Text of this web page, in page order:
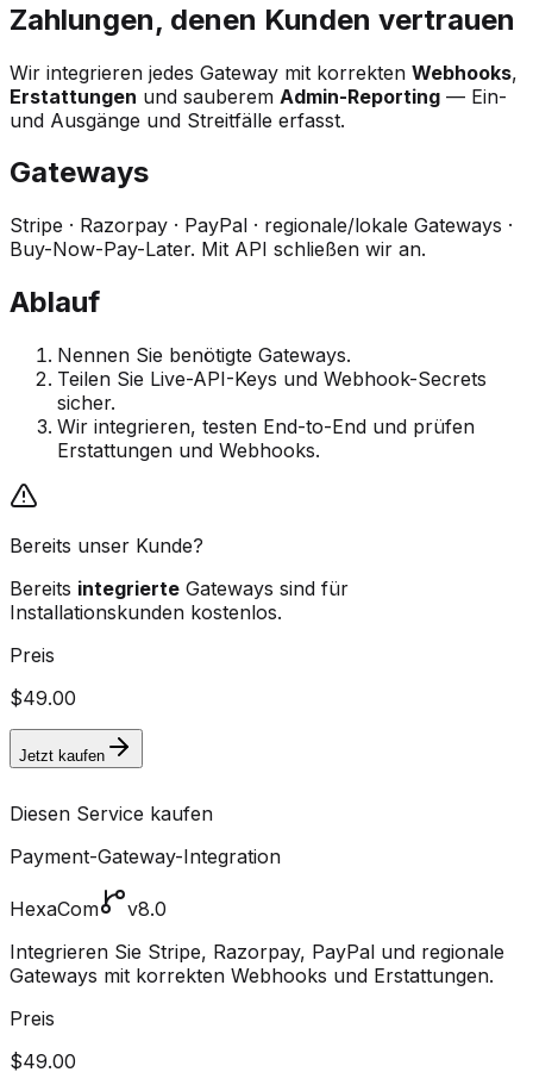
Zahlungen, denen Kunden vertrauen
Wir integrieren jedes Gateway mit korrekten Webhooks,
Erstattungen und sauberem Admin-Reporting — Ein-
und Ausgänge und Streitfälle erfasst.
Gateways
Stripe · Razorpay · PayPal · regionale/lokale Gateways ·
Buy-Now-Pay-Later. Mit API schließen wir an.
Ablauf
Nennen Sie benötigte Gateways.
Teilen Sie Live-API-Keys und Webhook-Secrets
sicher.
Wir integrieren, testen End-to-End und prüfen
Erstattungen und Webhooks.
Bereits unser Kunde?
Bereits integrierte Gateways sind für
Installationskunden kostenlos.
Preis
$49.00
Jetzt kaufen
Diesen Service kaufen
Payment-Gateway-Integration
HexaCom
v8.0
Integrieren Sie Stripe, Razorpay, PayPal und regionale
Gateways mit korrekten Webhooks und Erstattungen.
Preis
$49.00